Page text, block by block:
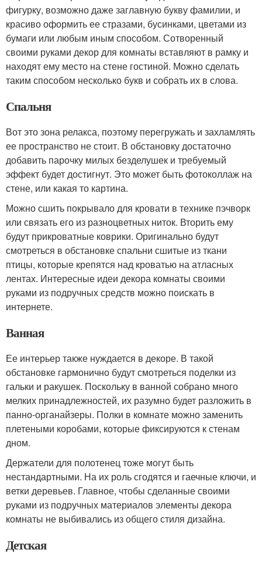
фигурку, возможно даже заглавную букву фамилии, и
красиво оформить ее стразами, бусинками, цветами из
бумаги или любым иным способом. Сотворенный
своими руками декор для комнаты вставляют в рамку и
находят ему место на стене гостиной. Можно сделать
таким способом несколько букв и собрать их в слова.
Спальня
Вот это зона релакса, поэтому перегружать и захламлять
ее пространство не стоит. В обстановку достаточно
добавить парочку милых безделушек и требуемый
эффект будет достигнут. Это может быть фотоколлаж на
стене, или какая то картина.
Можно сшить покрывало для кровати в технике пэчворк
или связать его из разноцветных ниток. Вторить ему
будут прикроватные коврики. Оригинально будут
смотреться в обстановке спальни сшитые из ткани
птицы, которые крепятся над кроватью на атласных
лентах. Интересные идеи декора комнаты своими
руками из подручных средств можно поискать в
интернете.
Ванная
Ее интерьер также нуждается в декоре. В такой
обстановке гармонично будут смотреться поделки из
гальки и ракушек. Поскольку в ванной собрано много
мелких принадлежностей, их разумно будет разложить в
панно-органайзеры. Полки в комнате можно заменить
плетеными коробами, которые фиксируются к стенам
дном.
Держатели для полотенец тоже могут быть
нестандартными. На их роль сгодятся и гаечные ключи, и
ветки деревьев. Главное, чтобы сделанные своими
руками из подручных материалов элементы декора
комнаты не выбивались из общего стиля дизайна.
Детская